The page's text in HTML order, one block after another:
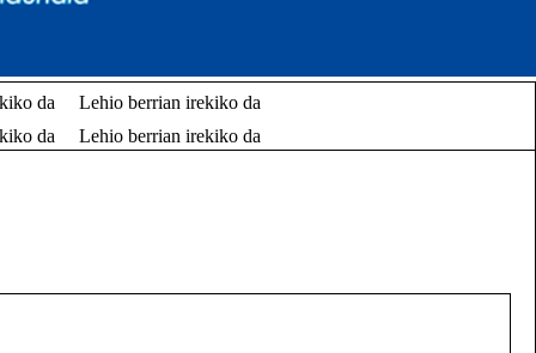
da
Lehio berrian irekiko da
da
Lehio berrian irekiko da